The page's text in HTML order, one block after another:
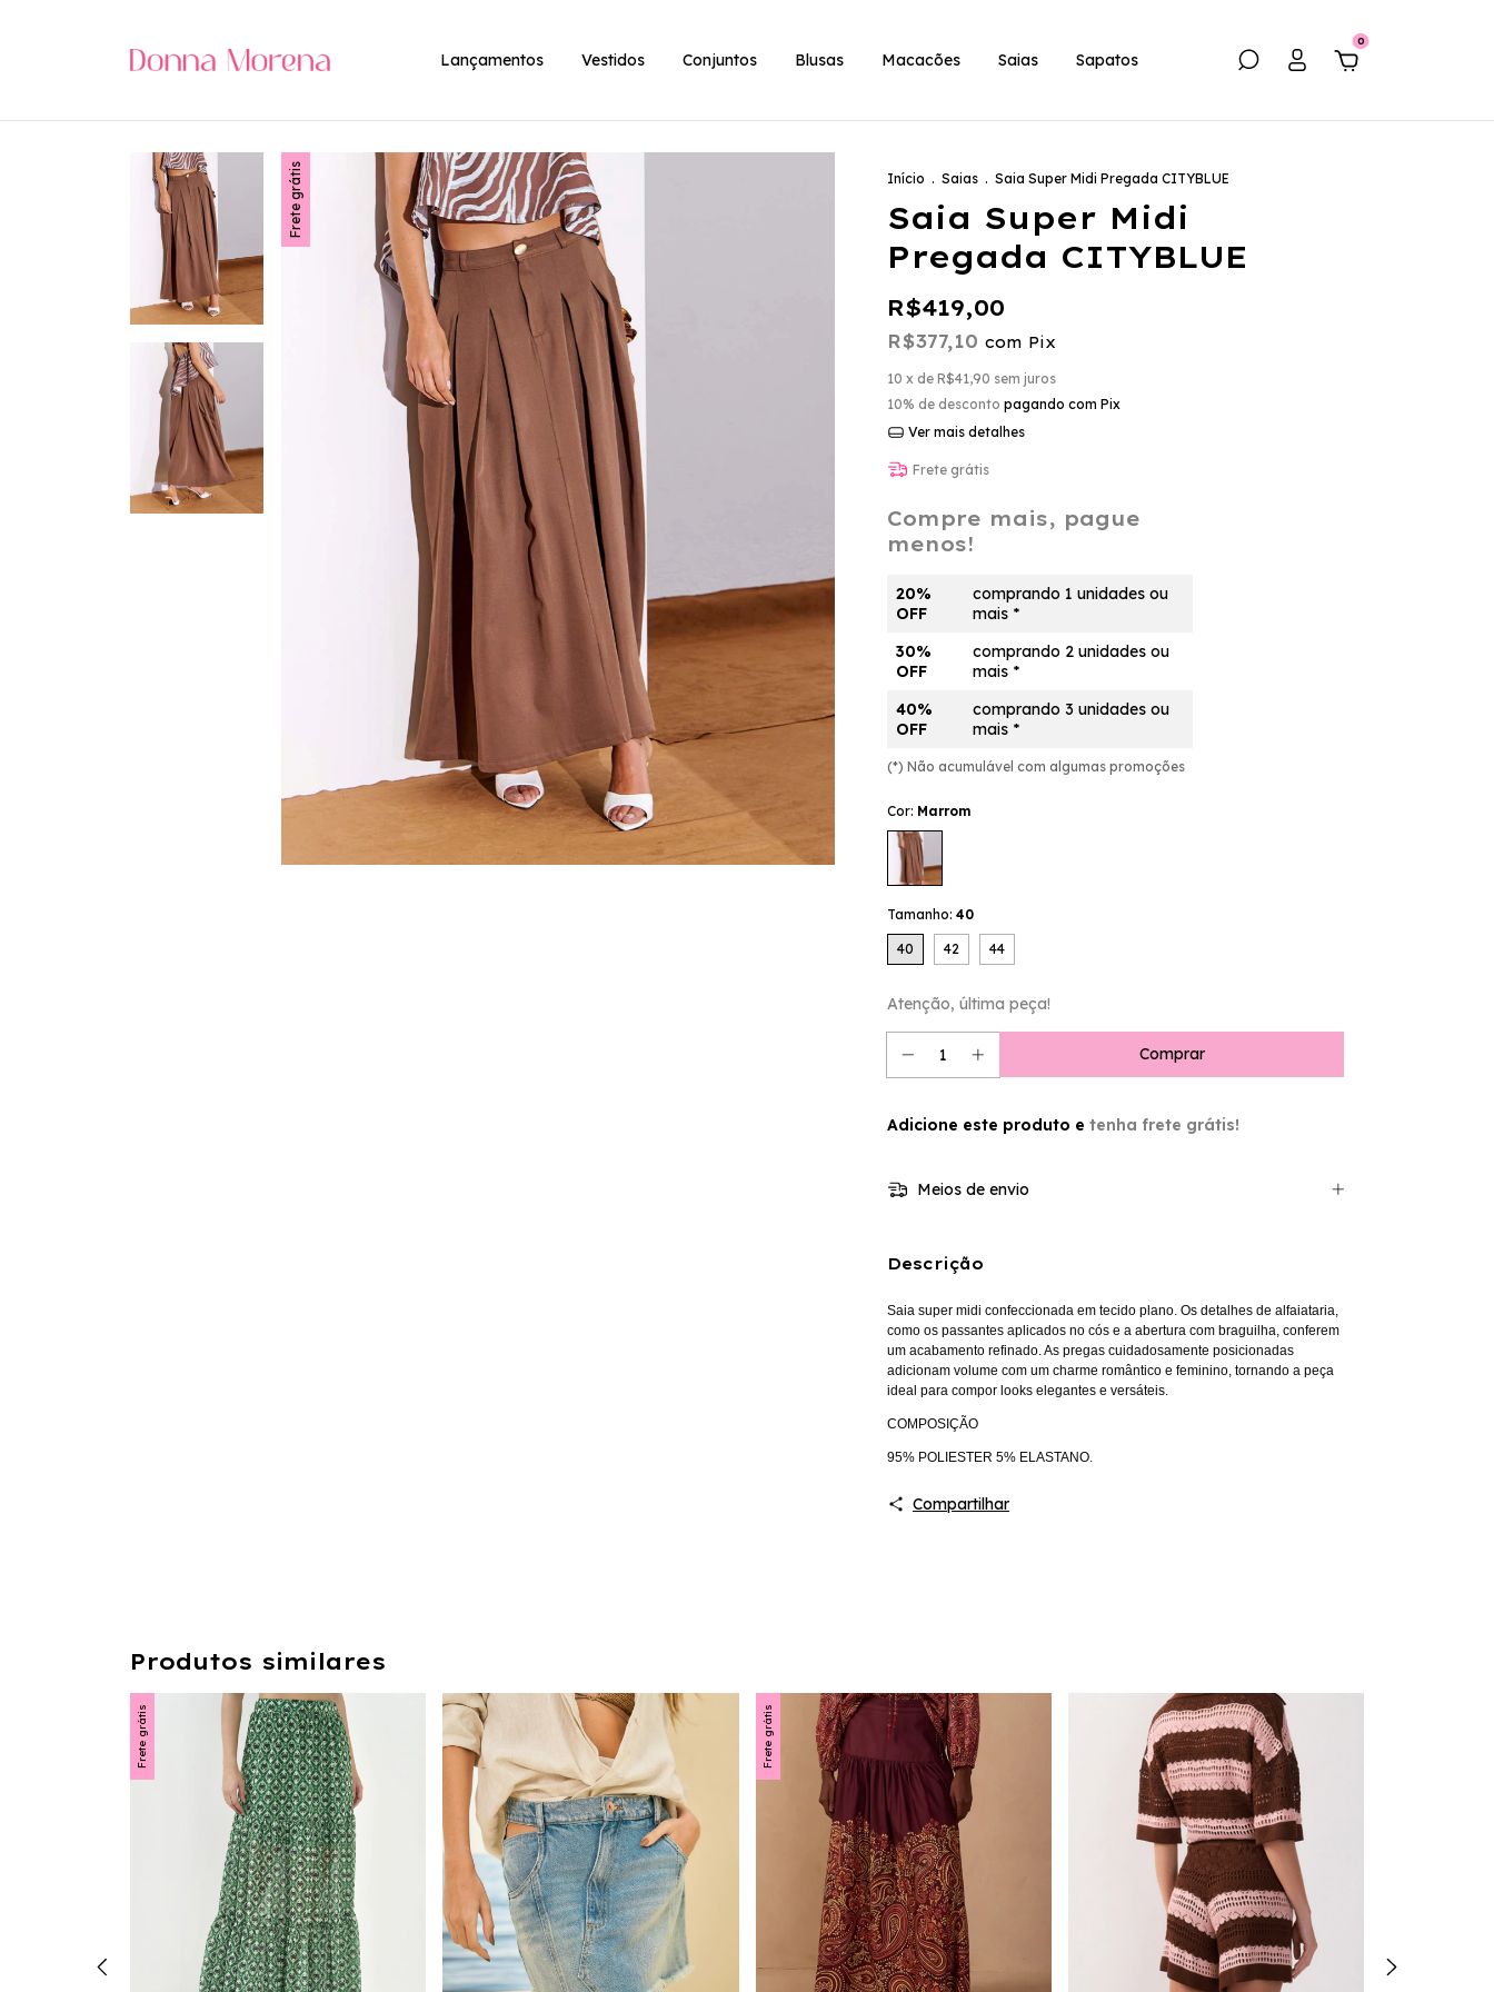
Lançamentos Vestidos Conjuntos Blusas Macacões Saias Sapatos
0
Frete grátis Início . Saias . Saia Super Midi Pregada CITYBLUE
Saia Super Midi
Pregada CITYBLUE
R$419,00
R$377,10 com Pix
10 x de R$41,90 sem juros
10% de desconto pagando com Pix
Ver mais detalhes
Frete grátis
Compre mais, pague
menos!
20%
OFF
comprando 1 unidades ou
mais *
30%
OFF
comprando 2 unidades ou
mais *
40%
OFF
comprando 3 unidades ou
mais *
(*) Não acumulável com algumas promoções
Cor: Marrom
Tamanho: 40
40 42 44
Atenção, última peça!
Adicione este produto e tenha frete grátis!
Meios de envio
Descrição
Saia super midi confeccionada em tecido plano. Os detalhes de alfaiataria,
como os passantes aplicados no cós e a abertura com braguilha, conferem
um acabamento refinado. As pregas cuidadosamente posicionadas
adicionam volume com um charme romântico e feminino, tornando a peça
ideal para compor looks elegantes e versáteis.
COMPOSIÇÃO
95% POLIESTER 5% ELASTANO.
Compartilhar
Produtos similares
Frete grátis Frete grátis